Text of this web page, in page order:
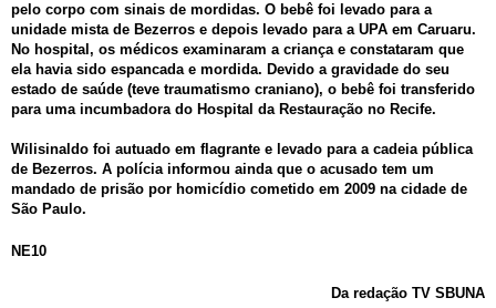
pelo corpo com sinais de mordidas. O bebê foi levado para a
unidade mista de Bezerros e depois levado para a UPA em Caruaru.
No hospital, os médicos examinaram a criança e constataram que
ela havia sido espancada e mordida. Devido a gravidade do seu
estado de saúde (teve traumatismo craniano), o bebê foi transferido
para uma incumbadora do Hospital da Restauração no Recife.
Wilisinaldo foi autuado em flagrante e levado para a cadeia pública
de Bezerros. A polícia informou ainda que o acusado tem um
mandado de prisão por homicídio cometido em 2009 na cidade de
São Paulo.
NE10
Da redação TV SBUNA